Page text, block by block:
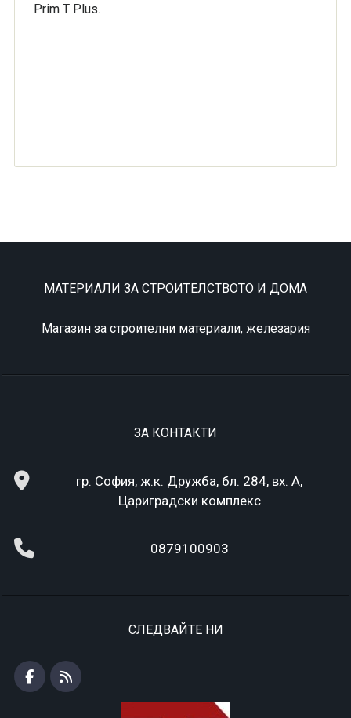
Prim T Plus.
МАТЕРИАЛИ ЗА СТРОИТЕЛСТВОТО И ДОМА
Магазин за строителни материали, железария
ЗА КОНТАКТИ
гр. София, ж.к. Дружба, бл. 284, вх. А,
Цариградски комплекс
0879100903
СЛЕДВАЙТЕ НИ